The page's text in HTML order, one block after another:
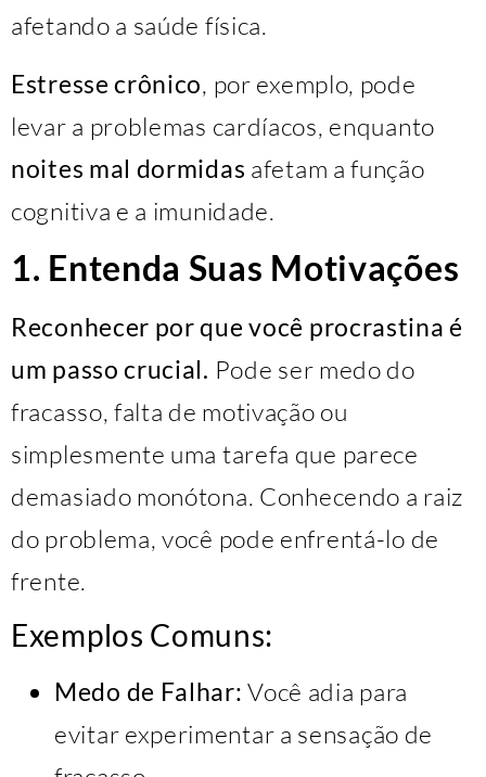
afetando a saúde física.
Estresse crônico, por exemplo, pode
levar a problemas cardíacos, enquanto
noites mal dormidas afetam a função
cognitiva e a imunidade.
1. Entenda Suas Motivações
Reconhecer por que você procrastina é
um passo crucial. Pode ser medo do
fracasso, falta de motivação ou
simplesmente uma tarefa que parece
demasiado monótona. Conhecendo a raiz
do problema, você pode enfrentá-lo de
frente.
Exemplos Comuns:
Medo de Falhar: Você adia para
evitar experimentar a sensação de